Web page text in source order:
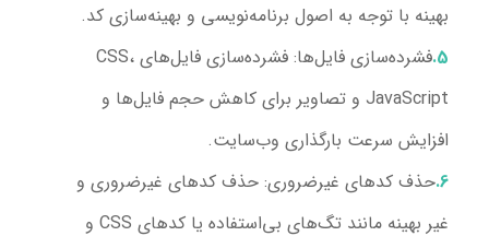
بهینه با توجه به اصول برنامه‌نویسی و بهینه‌سازی کد.
فشرده‌سازی فایل‌ها
: فشرده‌سازی فایل‌های CSS،
JavaScript و تصاویر برای کاهش حجم فایل‌ها و
افزایش سرعت بارگذاری وب‌سایت.
حذف کدهای غیرضروری: حذف کدهای غیرضروری و
غیر بهینه مانند تگ‌های بی‌استفاده یا کدهای CSS و